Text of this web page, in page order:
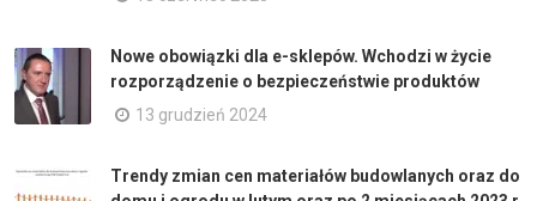
Nowe obowiązki dla e-sklepów. Wchodzi w życie
rozporządzenie o bezpieczeństwie produktów
13 grudzień 2024
Trendy zmian cen materiałów budowlanych oraz do